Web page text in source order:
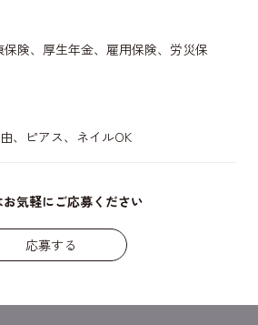
険、厚生年金、雇用保険、労災保
、ピアス、ネイルOK
お気軽にご応募ください
応募する